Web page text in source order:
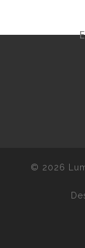
© 2026